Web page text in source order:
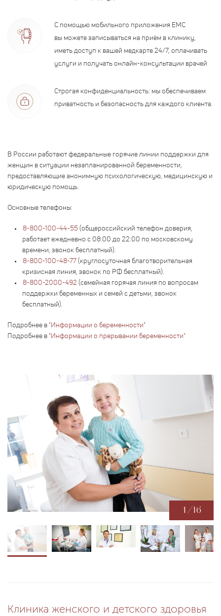
С помощью мобильного приложения EMC
вы можете записываться на приём в клинику,
иметь доступ к вашей медкарте 24/7, оплачивать
услуги и получать онлайн-консультации врачей
Строгая конфиденциальность: мы обеспечиваем
приватность и безопасность для каждого клиента.
В России работают федеральные горячие линии поддержки для
женщин в ситуации незапланированной беременности,
предоставляющие анонимную психологическую, медицинскую и
юридическую помощь.
Основные телефоны:
8-800-100-44-55(общероссийский телефон доверия,
работает ежедневно с 08:00 до 22:00 по московскому
времени, звонок бесплатный).
8-800-100-48-77(круглосуточная благотворительная
кризисная линия, звонок по РФ бесплатный).
8-800-2000-492 (семейная горячая линия по вопросам
поддержки беременных и семей с детьми, звонок
бесплатный).
Подробнее в "Информации о беременности"
Подробнее в "Информации о прерывании беременности"
1 /16
Клиника женского и детского здоровья